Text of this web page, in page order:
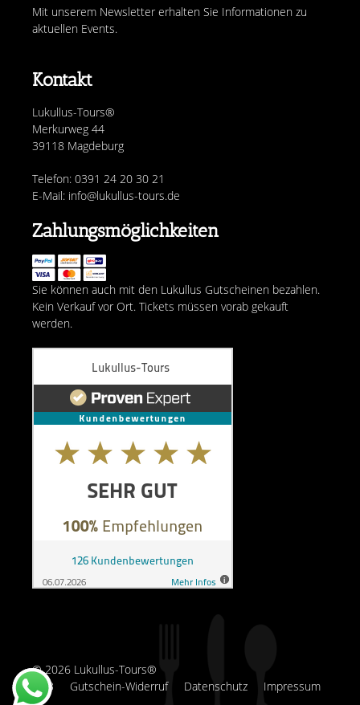
Kontakt
Lukullus-Tours®
Merkurweg 44
39118 Magdeburg
Telefon: 0391 24 20 30 21
E-Mail: info@lukullus-tours.de
Mit unserem Newsletter erhalten Sie Informationen zu
aktuellen Events.
Zahlungsmöglichkeiten
Sie können auch mit den Lukullus Gutscheinen bezahlen.
Kein Verkauf vor Ort. Tickets müssen vorab gekauft
werden.
AGB Gutschein-Widerruf Datenschutz Impressum
© 2026 Lukullus-Tours®